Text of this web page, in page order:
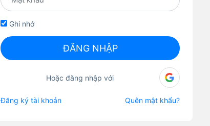
Ghi nhớ
ĐĂNG NHẬP
Hoặc đăng nhập với
Đăng ký tài khoản Quên mật khẩu?